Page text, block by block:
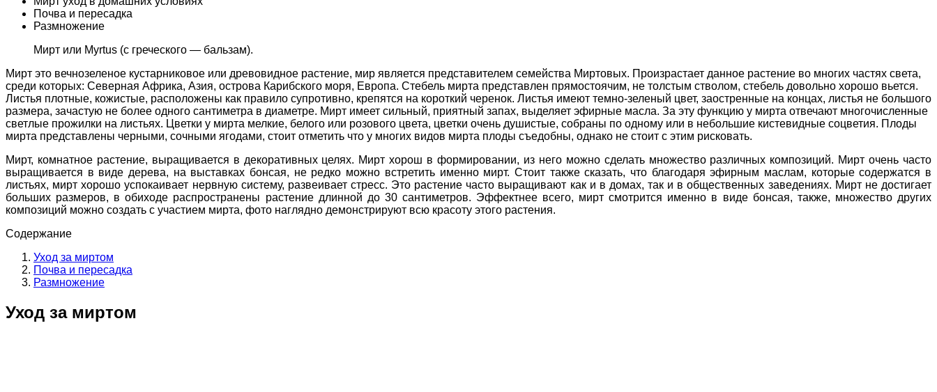
Почва и пересадка
Размножение
Мирт или Myrtus (с греческого — бальзам).
Мирт это вечнозеленое кустарниковое или древовидное растение, мир является представителем семейства Миртовых. Произрастает данное растение во многих частях света,
среди которых: Северная Африка, Азия, острова Карибского моря, Европа. Стебель мирта представлен прямостоячим, не толстым стволом, стебель довольно хорошо вьется.
Листья плотные, кожистые, расположены как правило супротивно, крепятся на короткий черенок. Листья имеют темно-зеленый цвет, заостренные на концах, листья не большого
размера, зачастую не более одного сантиметра в диаметре. Мирт имеет сильный, приятный запах, выделяет эфирные масла. За эту функцию у мирта отвечают многочисленные
светлые прожилки на листьях. Цветки у мирта мелкие, белого или розового цвета, цветки очень душистые, собраны по одному или в небольшие кистевидные соцветия. Плоды
мирта представлены черными, сочными ягодами, стоит отметить что у многих видов мирта плоды съедобны, однако не стоит с этим рисковать.
Мирт, комнатное растение, выращивается в декоративных целях. Мирт хорош в формировании, из него можно сделать множество различных композиций. Мирт очень часто
выращивается в виде дерева, на выставках бонсая, не редко можно встретить именно мирт. Стоит также сказать, что благодаря эфирным маслам, которые содержатся в
листьях, мирт хорошо успокаивает нервную систему, развеивает стресс. Это растение часто выращивают как и в домах, так и в общественных заведениях. Мирт не достигает
больших размеров, в обиходе распространены растение длинной до 30 сантиметров. Эффектнее всего, мирт смотрится именно в виде бонсая, также, множество других
композиций можно создать с участием мирта, фото наглядно демонстрируют всю красоту этого растения.
Содержание
Уход за миртом
Почва и пересадка
Размножение
Уход за миртом